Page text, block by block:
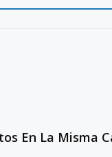
En La Misma